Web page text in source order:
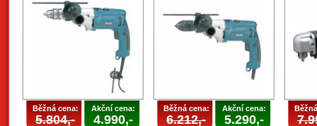
Běžná cena:
5.804,-
Akční cena:
4.990,-
Běžná cena:
6.212,-
Akční cena:
5.290,-